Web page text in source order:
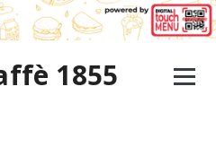
1855